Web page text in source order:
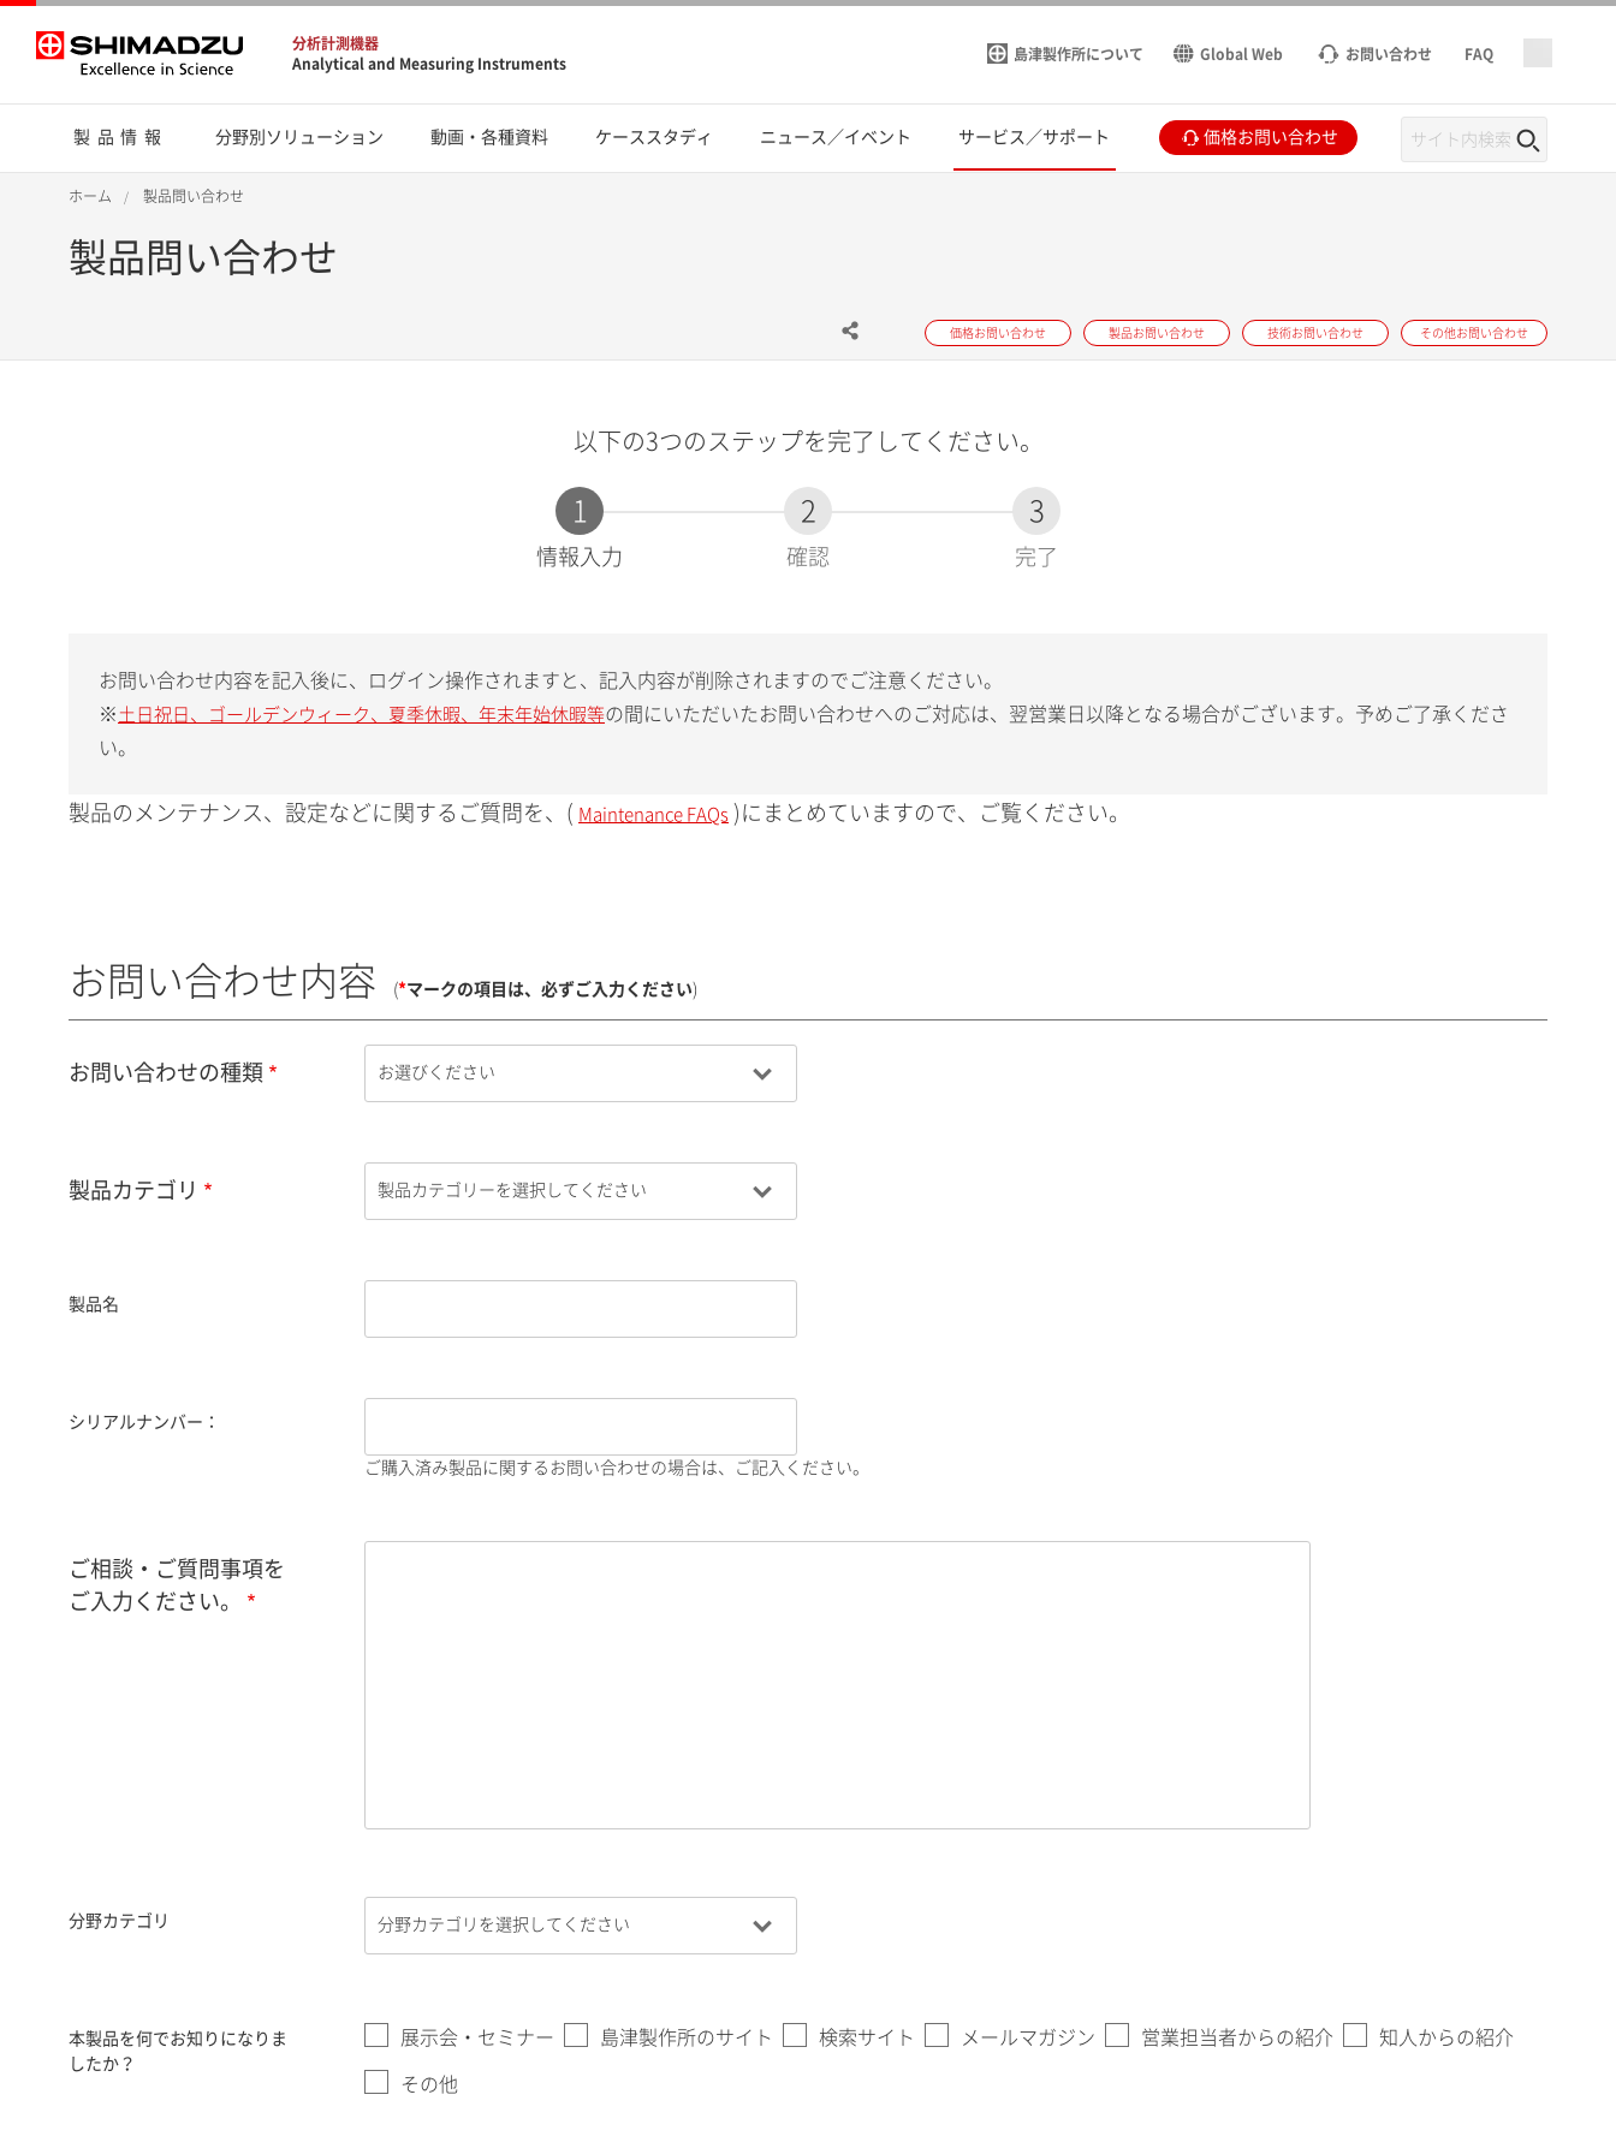
分析計測機器
Analytical and Measuring Instruments
島津製作所について Global Web お問い合わせ FAQ
製品情報 分野別ソリューション 動画・各種資料 ケーススタディ ニュース／イベント サービス／サポート 価格お問い合わせ
ホーム 製品問い合わせ
製品問い合わせ
価格お問い合わせ 製品お問い合わせ 技術お問い合わせ その他お問い合わせ
以下の3つのステップを完了してください。
1
現
情報入力
2
確認
3
完了
お問い合わせ内容を記入後に、ログイン操作されますと、記入内容が削除されますのでご注意ください。
※ 土日祝日、ゴールデンウィーク、夏季休暇、年末年始休暇等の間にいただいたお問い合わせへのご対応は、翌営業日以降となる場合がございます。予めご了承くださ
い。
製品のメンテナンス、設定などに関するご質問を、( Maintenance FAQs )にまとめていますので、ご覧ください。
お問い合わせ内容 (*マークの項目は、必ずご入力ください)
お問い合わせの種類
製品カテゴリ
製品名
シリアルナンバー：
ご購入済み製品に関するお問い合わせの場合は、ご記入ください。
ご相談・ご質問事項を
ご入力ください。
分野カテゴリ
本製品を何でお知りになりま
したか？
展示会・セミナー 島津製作所のサイト 検索サイト メールマガジン 営業担当者からの紹介 知人からの紹介
その他